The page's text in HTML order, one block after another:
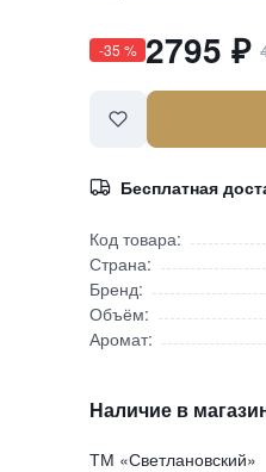
-35 % 2795 ₽
Бесплатная
Код товара:
Страна:
Бренд:
Объём:
Аромат:
Наличие в
ТМ «Светлановский»